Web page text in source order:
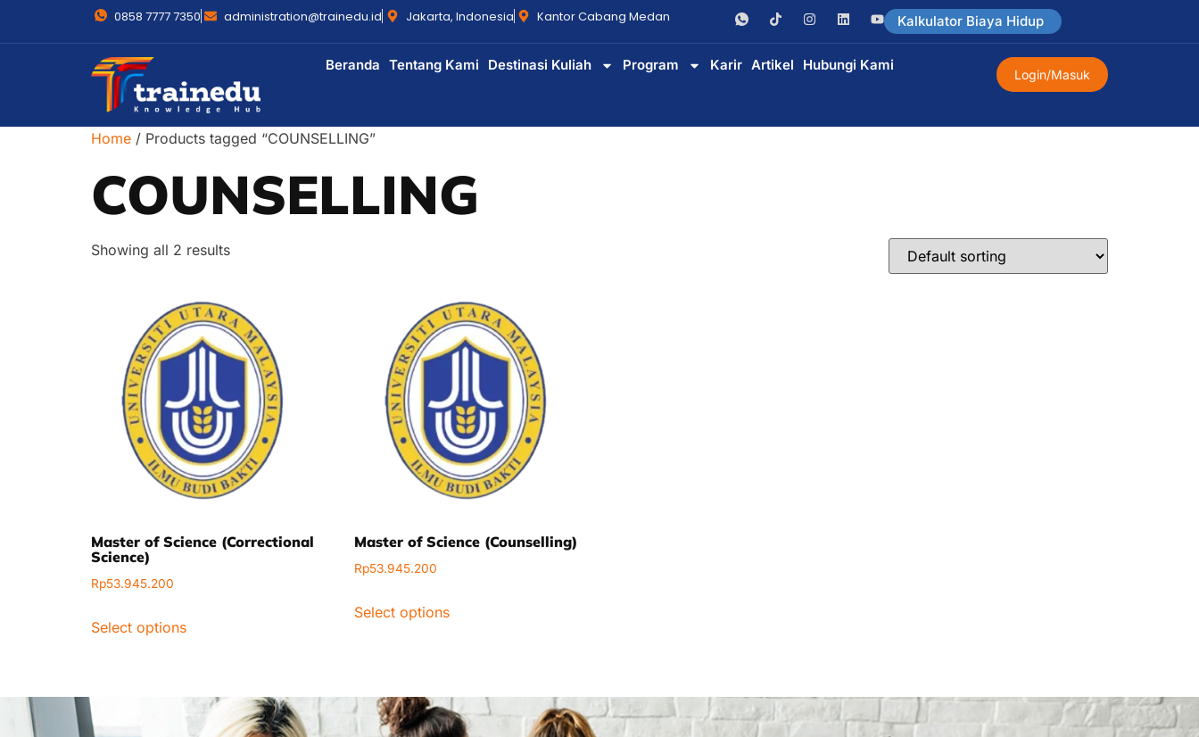
0858 7777 7350 administration@trainedu.id Jakarta, Indonesia Kantor Cabang Medan Kalkulator Biaya Hidup
Beranda Tentang Kami Destinasi Kuliah Program Karir Artikel Hubungi Kami
Login/Masuk
Home / Products tagged “COUNSELLING”
COUNSELLING
Showing all 2 results
Master of Science (Correctional
Science)
Rp53.945.200
Select options
Master of Science (Counselling)
Rp53.945.200
Select options